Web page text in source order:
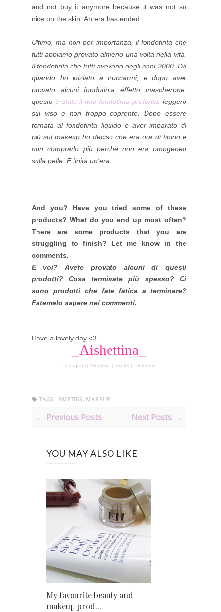
and not buy it anymore because it was not so
nice on the skin. An era has ended.
Ultimo, ma non per importanza, il fondotinta che
tutti abbiamo provato almeno una volta nella vita.
Il fondotinta che tutti avevano negli anni 2000. Da
quando ho iniziato a truccarmi, e dopo aver
provato alcuni fondotinta effetto mascherone,
questo è stato il mio fondotinta preferito: leggero
sul viso e non troppo coprente. Dopo essere
tornata al fondotinta liquido e aver imparato di
più sul makeup ho deciso che era ora di finirlo e
non comprarlo più perché non era omogeneo
sulla pelle. È finita un'era.
And you? Have you tried some of these
products? What do you end up most often?
There are some products that you are
struggling to finish? Let me know in the
comments.
E voi? Avete provato alcuni di questi
prodotti? Cosa terminate più spesso? Ci
sono prodotti che fate fatica a terminare?
Fatemelo sapere nei commenti.
Have a lovely day <3
_Aishettina_
Instagram | Bloglovin |Twitter | Pinterest
TAGS : EMPTIES, MAKEUP
← Previous Posts Next Posts →
YOU MAY ALSO LIKE
My favourite beauty and
makeup prod...